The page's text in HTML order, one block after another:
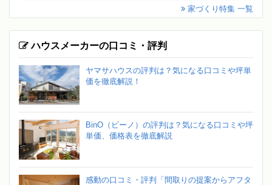
家づくり特集 一覧
ハウスメーカーの口コミ・評判
ヤマサハウスの評判は？気になる口コミや坪単
価を徹底解説！
BinO（ビーノ）の評判は？気になる口コミや坪
単価、価格表を徹底解説
感動の口コミ・評判「間取りの提案からアフタ